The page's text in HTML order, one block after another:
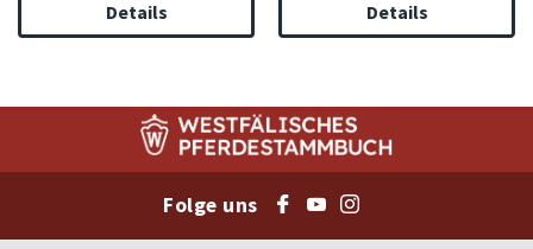
Details Details
Folge uns